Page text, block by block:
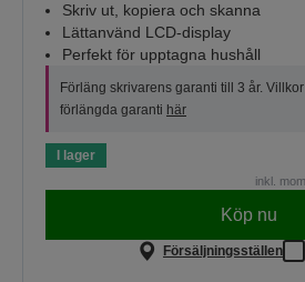
Skriv ut, kopiera och skanna
Lättanvänd LCD-display
Perfekt för upptagna hushåll
Förläng skrivarens garanti till 3 år.
förlängda garanti här
I lager
inkl.
Köp nu
Försäljningsställen